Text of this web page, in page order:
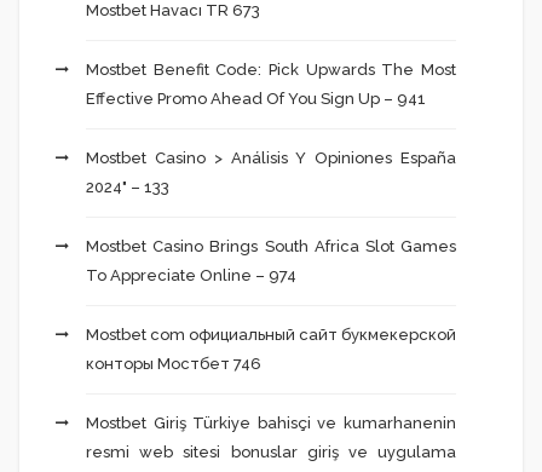
Mostbet Havacı TR 673
Mostbet Benefit Code: Pick Upwards The Most
Effective Promo Ahead Of You Sign Up – 941
Mostbet Casino > Análisis Y Opiniones España
2024" – 133
Mostbet Casino Brings South Africa Slot Games
To Appreciate Online – 974
Mostbet com официальный сайт букмекерской
конторы Мостбет 746
Mostbet Giriş Türkiye bahisçi ve kumarhanenin
resmi web sitesi bonuslar giriş ve uygulama